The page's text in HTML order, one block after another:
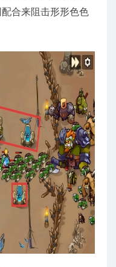
合来阻击形形色色